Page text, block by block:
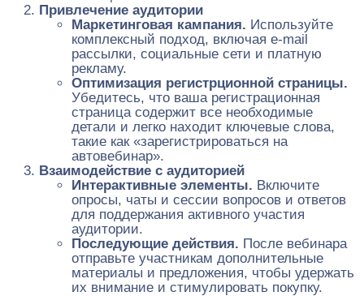
Привлечение аудитории
Маркетинговая кампания. Используйте
комплексный подход, включая e-mail
рассылки, социальные сети и платную
рекламу.
Оптимизация регистрционной страницы.
Убедитесь, что ваша регистрационная
страница содержит все необходимые
детали и легко находит ключевые слова,
такие как «зарегистрироваться на
автовебинар».
Взаимодействие с аудиторией
Интерактивные элементы. Включите
опросы, чаты и сессии вопросов и ответов
для поддержания активного участия
аудитории.
Последующие действия. После вебинара
отправьте участникам дополнительные
материалы и предложения, чтобы удержать
их внимание и стимулировать покупку.